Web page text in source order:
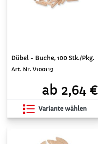
Dübel - Buche, 100 Stk./Pkg.
Art. Nr. V100119
ab 2,64 €
Variante wählen